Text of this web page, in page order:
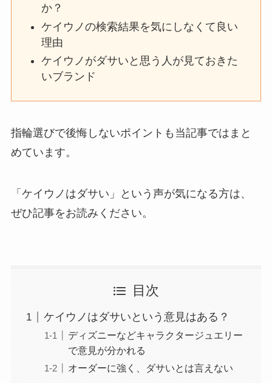
か？
ケイウノの検索結果を気にしなくて良い
理由
ケイウノがダサいと思う人が見ておきた
いブランド
指輪選びで後悔しないポイントも当記事ではまと
めています。
「ケイウノはダサい」という声が気になる方は、
ぜひ記事をお読みください。
目次
ケイウノはダサいという意見はある？
ディズニーなどキャラクタージュエリー
で意見が分かれる
オーダーに強く、ダサいとは言えない